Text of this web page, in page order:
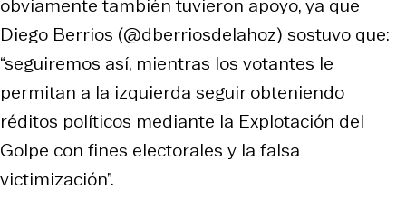
obviamente también tuvieron apoyo, ya que
Diego Berrios (@dberriosdelahoz) sostuvo que:
“seguiremos así, mientras los votantes le
permitan a la izquierda seguir obteniendo
réditos políticos mediante la Explotación del
Golpe con fines electorales y la falsa
victimización”.